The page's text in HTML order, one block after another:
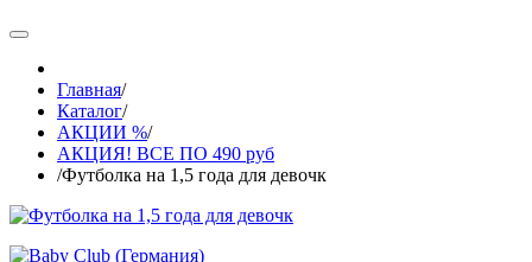
Главная/
Каталог/
АКЦИИ %/
АКЦИЯ! ВСЕ ПО 490 руб
/Футболка на 1,5 года для девочк